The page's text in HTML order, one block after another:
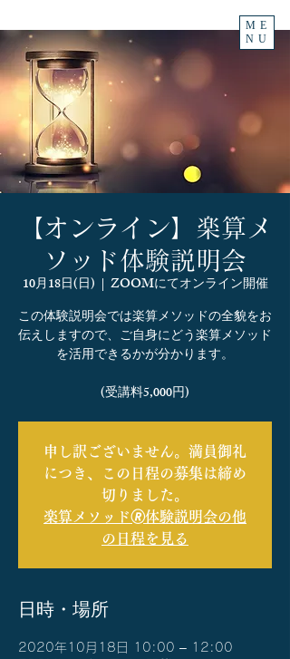
ME
NU
【オンライン】楽算メ
ソッド体験説明会
10月18日(日)
  |
ZOOMにてオンライン開催
この体験説明会では楽算メソッドの全貌をお
伝えしますので、ご自身にどう楽算メソッド
を活用できるかが分かります。
(受講料5,000円)
申し訳ございません。満員御礼
につき、この日程の募集は締め
切りました。
楽算メソッド🄬体験説明会の他
の日程を見る
日時・場所
2020年10月18日 10:00 – 12:00